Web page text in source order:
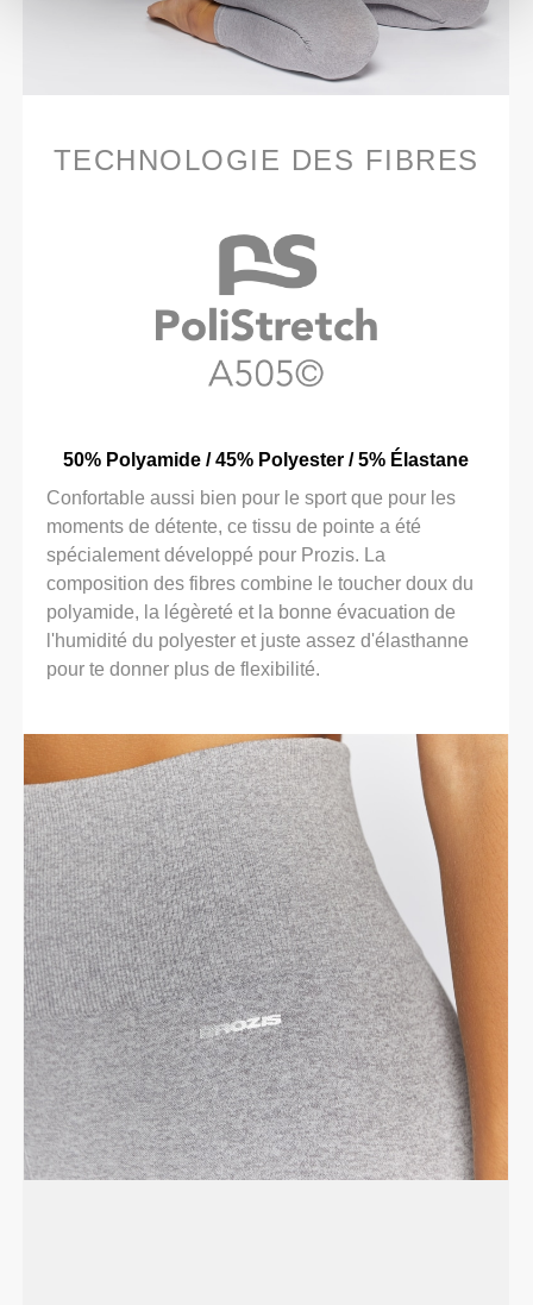
TECHNOLOGIE DES FIBRES
50% Polyamide / 45% Polyester / 5% Élastane
Confortable aussi bien pour le sport que pour les
moments de détente, ce tissu de pointe a été
spécialement développé pour Prozis. La
composition des fibres combine le toucher doux du
polyamide, la légèreté et la bonne évacuation de
l'humidité du polyester et juste assez d'élasthanne
pour te donner plus de flexibilité.